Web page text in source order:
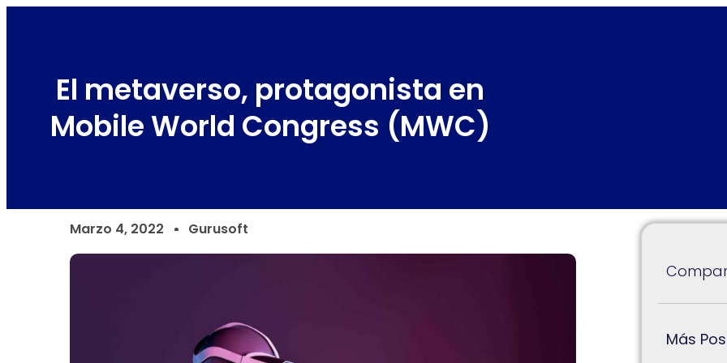
El metaverso, protagonista en
Mobile World Congress (MWC)
Marzo 4, 2022 Gurusoft
Más